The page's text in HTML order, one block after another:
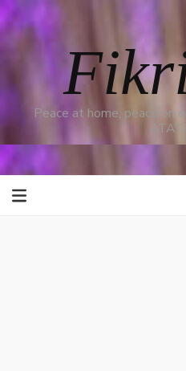
Peace at home, peace on